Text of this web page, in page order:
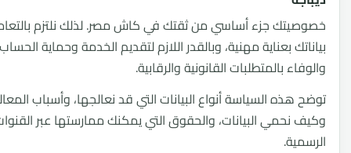
جزء أساسي من ثقتك في كاش مصر. لذلك نلتزم بالتعامل مع
بعناية مهنية، وبالقدر اللازم لتقديم الخدمة وحماية الحساب
بالمتطلبات القانونية والرقابية.
السياسة أنواع البيانات التي قد نعالجها، وأسباب المعالجة،
البيانات، والحقوق التي يمكنك ممارستها عبر القنوات